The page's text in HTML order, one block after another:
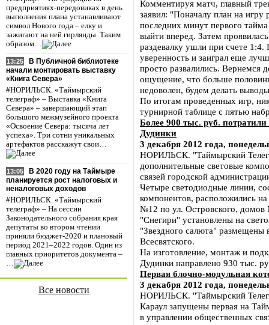
предприятиях-передовиках в день
выполнения плана устанавливают
символ Нового года – елку и
зажигают на ней гирлянды. Таким
образом…
13:25
В Публичной библиотеке
начали монтировать выставку
«Книга Севера»
#НОРИЛЬСК. «Таймырский
телеграф» – Выставка «Книга
Севера» – завершающий этап
большого межмузейного проекта
«Освоение Севера: тысяча лет
успеха». Три сотни уникальных
артефактов расскажут свои…
13:05
В 2020 году на Таймыре
планируется рост налоговых и
неналоговых доходов
#НОРИЛЬСК. «Таймырский
телеграф» – На сессии
Законодательного собрания края
депутаты во втором чтении
приняли бюджет-2020 и плановый
период 2021–2022 годов. Один из
главных приоритетов документа –
…
Все новости
Комментируя матч, главный
заявил: "Поначалу план на
последних минут первого
выйти вперед. Затем
раздевалку ушли при счете 1:4.
уверенность и заиграл еще
просто развалились. Вернемся
ощущение, что больше
недоволен, будем делать
По итогам проведенных игр,
турнирной таблице с пятью
Более 900 тыс. руб.
Дудинки
3 декабря 2012 года,
НОРИЛЬСК. "Таймырский
дополнительные световые
связей городской
Четыре светодиодные линии,
компонентов, расположились
№12 по ул. Островского,
"Снегири" установлены на
"Звездного салюта" размещены
Всесвятского.
На изготовление, монтаж и
Дудинки направлено 930 тыс.
Первая блочно-модульная
3 декабря 2012 года,
НОРИЛЬСК. "Таймырский
Караул запущены первая на
в управлении общественных